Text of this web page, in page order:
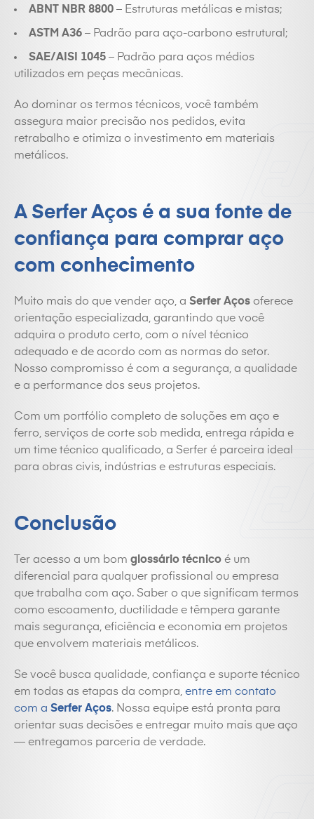
ABNT NBR 8800 – Estruturas metálicas e mistas;
ASTM A36 – Padrão para aço-carbono estrutural;
SAE/AISI 1045 – Padrão para aços médios
utilizados em peças mecânicas.
Ao dominar os termos técnicos, você também
assegura maior precisão nos pedidos, evita
retrabalho e otimiza o investimento em materiais
metálicos.
A Serfer Aços é a sua fonte de
confiança para comprar aço
com conhecimento
Muito mais do que vender aço, a Serfer Aços oferece
orientação especializada, garantindo que você
adquira o produto certo, com o nível técnico
adequado e de acordo com as normas do setor.
Nosso compromisso é com a segurança, a qualidade
e a performance dos seus projetos.
Com um portfólio completo de soluções em aço e
ferro, serviços de corte sob medida, entrega rápida e
um time técnico qualificado, a Serfer é parceira ideal
para obras civis, indústrias e estruturas especiais.
Conclusão
Ter acesso a um bom glossário técnico é um
diferencial para qualquer profissional ou empresa
que trabalha com aço. Saber o que significam termos
como escoamento, ductilidade e têmpera garante
mais segurança, eficiência e economia em projetos
que envolvem materiais metálicos.
Se você busca qualidade, confiança e suporte técnico
em todas as etapas da compra, entre em contato
com a Serfer Aços. Nossa equipe está pronta para
orientar suas decisões e entregar muito mais que aço
— entregamos parceria de verdade.